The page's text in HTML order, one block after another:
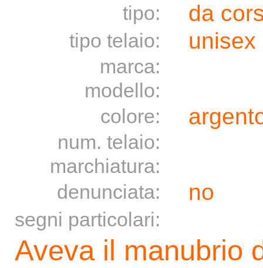
tipo: da
tipo telaio: unisex
marca:
modello:
colore:
num. telaio:
marchiatura:
denunciata:
no
segni particolari:
Aveva il manubrio